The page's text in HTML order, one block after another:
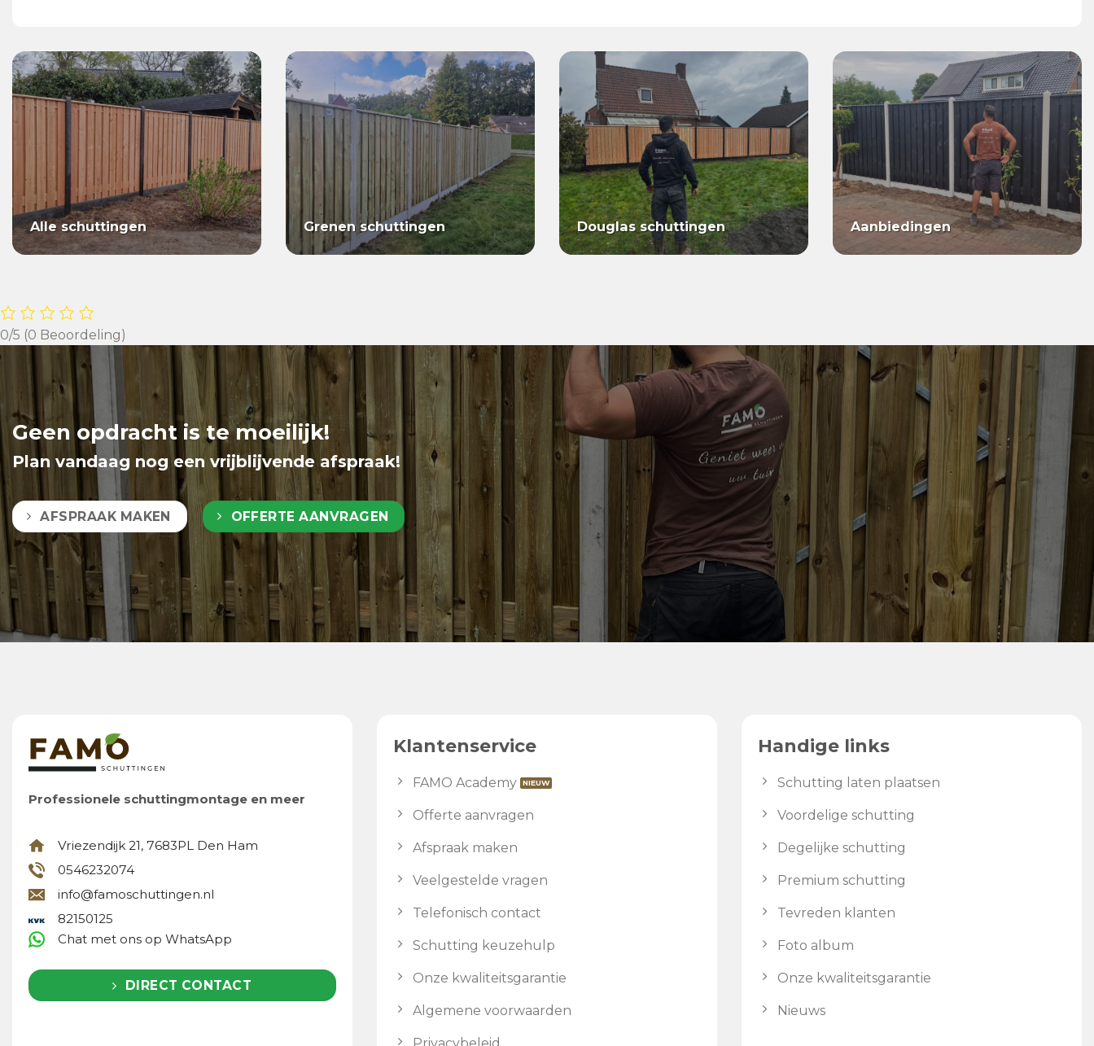
Alle schuttingen Grenen schuttingen Douglas schuttingen Aanbiedingen
0/5 (0 Beoordeling)
Geen opdracht is te moeilijk!
Plan vandaag nog een vrijblijvende afspraak!
AFSPRAAK MAKEN OFFERTE AANVRAGEN
Professionele schuttingmontage en meer
Vriezendijk 21, 7683PL Den Ham
0546232074
info@famoschuttingen.nl
82150125
Chat met ons op WhatsApp
DIRECT CONTACT
Klantenservice
FAMO Academy
Offerte aanvragen
Afspraak maken
Veelgestelde vragen
Telefonisch contact
Schutting keuzehulp
Onze kwaliteitsgarantie
Algemene voorwaarden
Handige links
Schutting laten plaatsen
Voordelige schutting
Degelijke schutting
Premium schutting
Tevreden klanten
Foto album
Onze kwaliteitsgarantie
Nieuws